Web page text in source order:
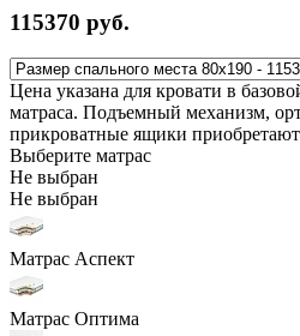
115370 руб.
Цена указана для кровати в
матраса. Подъемный механизм,
прикроватные ящики
Выберите матрас
Не выбран
Не выбран
Матрас Аспект
Матрас Оптима